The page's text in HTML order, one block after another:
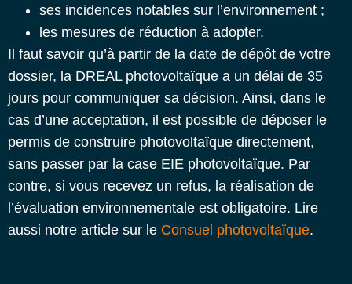
ses incidences notables sur l’environnement ;
les mesures de réduction à adopter.
Il faut savoir qu’à partir de la date de dépôt de votre
dossier, la DREAL photovoltaïque a un délai de 35
jours pour communiquer sa décision. Ainsi, dans le
cas d’une acceptation, il est possible de déposer le
permis de construire photovoltaïque directement,
sans passer par la case EIE photovoltaïque. Par
contre, si vous recevez un refus, la réalisation de
l’évaluation environnementale est obligatoire. Lire
aussi notre article sur le Consuel photovoltaïque.